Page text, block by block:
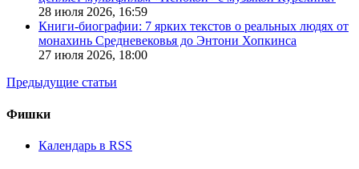
28 июля 2026, 16:59
Книги-биографии: 7 ярких текстов о реальных людях от
монахинь Средневековья до Энтони Хопкинса
27 июля 2026, 18:00
Предыдущие статьи
Фишки
Календарь в RSS